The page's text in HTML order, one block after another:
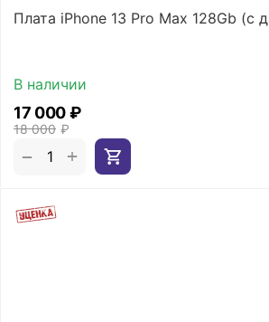
Плата iPhone 13 Pro Max 128Gb (с
В наличии
18 000 ₽
17 000₽
+
−